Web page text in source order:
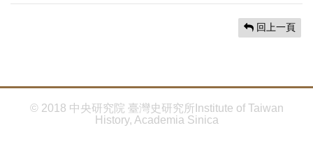
回上一頁
© 2018 中央研究院 臺灣史研究所Institute of Taiwan
History, Academia Sinica